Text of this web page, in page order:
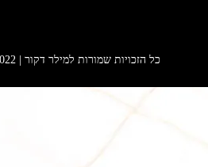
כל הזכויות שמורות למילר דקור | 2022